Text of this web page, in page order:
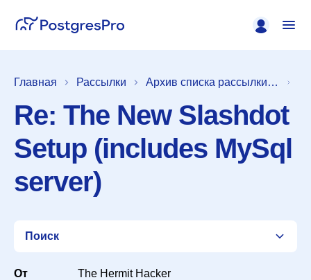
Главная Рассылки Архив списка рассылки [pgsql-hackers]
Re: The New Slashdot
Setup (includes MySql
server)
Поиск
От
The Hermit Hacker